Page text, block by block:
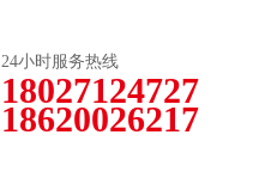
24小时服务热线
18027124727
18620026217